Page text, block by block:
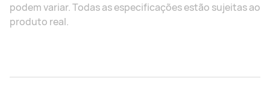
podem variar. Todas as especificações estão sujeitas ao
produto real.